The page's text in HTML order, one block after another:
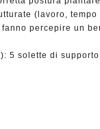
(lavoro,
percepire un
5 solette di